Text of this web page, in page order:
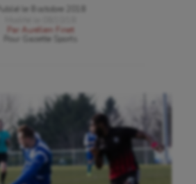
Publié le
8 octobre 2018
Par
Aurélien Finet
Gazette Sports